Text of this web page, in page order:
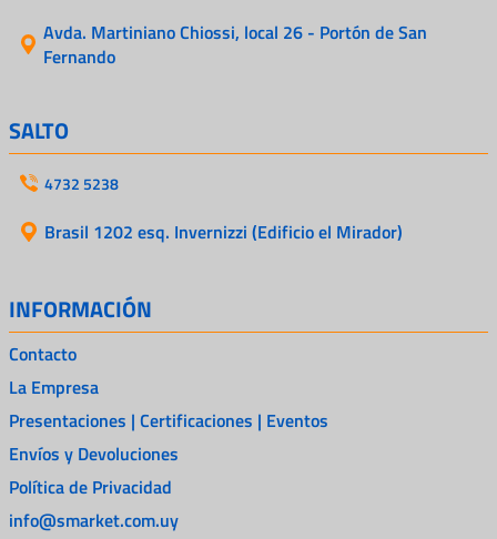
Avda. Martiniano Chiossi, local 26 - Portón de San
Fernando
SALTO
4732 5238
Brasil 1202 esq. Invernizzi (Edificio el Mirador)
INFORMACIÓN
Contacto
La Empresa
Presentaciones | Certificaciones | Eventos
Envíos y Devoluciones
Política de Privacidad
info@smarket.com.uy